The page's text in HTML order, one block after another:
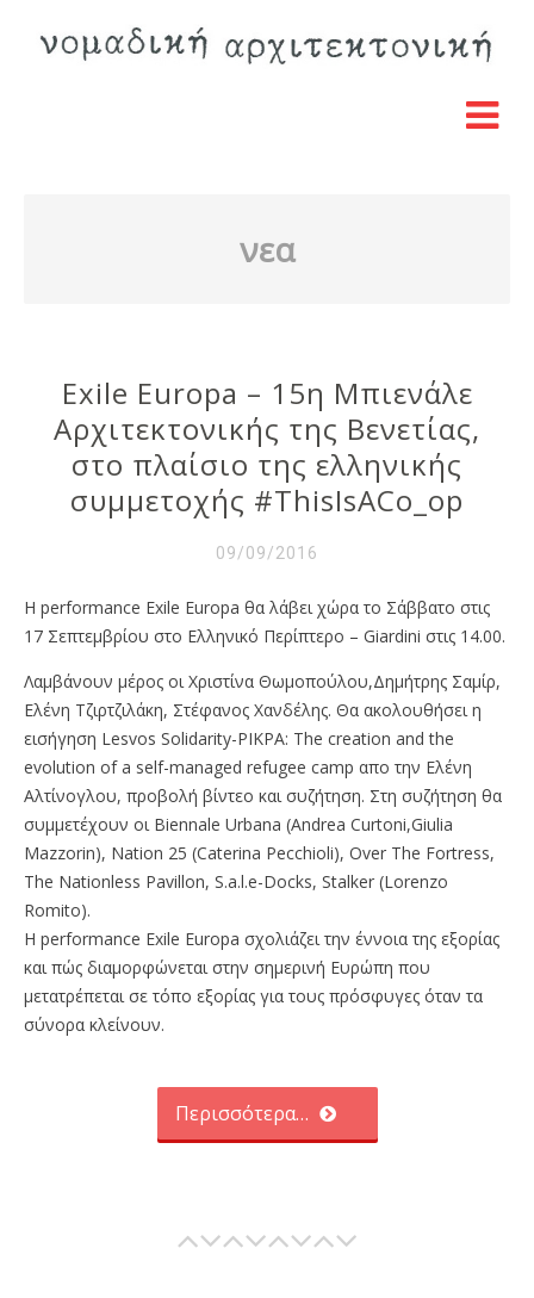
νεα
Exile Europa – 15η Μπιενάλε
Αρχιτεκτονικής της Βενετίας,
στο πλαίσιο της ελληνικής
συμμετοχής ‪#‎ThisIsACo_op‬‬‬‬‬‬‬‬‬‬‬‬‬‬‬‬‬‬‬‬‬‬‬‬‬‬‬‬‬‬‬‬‬‬‬‬‬‬‬‬‬‬‬‬‬‬‬‬‬‬‬‬‬‬‬
09/09/2016
Η performance Exile Europa θα λάβει χώρα τo Σάββατο στις
17 Σεπτεμβρίου στο Ελληνικό Περίπτερο – Giardini στις 14.00.
Λαμβάνουν μέρος οι Χριστίνα Θωμοπούλου,Δημήτρης Σαμίρ,
Ελένη Τζιρτζιλάκη, Στέφανος Χανδέλης. Θα ακολουθήσει η
εισήγηση Lesvos Solidarity-PIKPA: The creation and the
evolution of a self-managed refugee camp απο την Ελένη
Αλτίνογλου, προβολή βίντεο και συζήτηση. Στη συζήτηση θα
συμμετέχουν οι Biennale Urbana (Andrea Curtoni,Giulia
Mazzorin), Nation 25 (Caterina Pecchioli), Over The Fortress,
The Nationless Pavillon, S.a.l.e-Docks, Stalker (Lorenzo
Romito).
H performance Exile Europa σχολιάζει την έννοια της εξορίας
και πώς διαμορφώνεται στην σημερινή Ευρώπη που
μετατρέπεται σε τόπο εξορίας για τους πρόσφυγες όταν τα
σύνορα κλείνουν.
Περισσότερα…